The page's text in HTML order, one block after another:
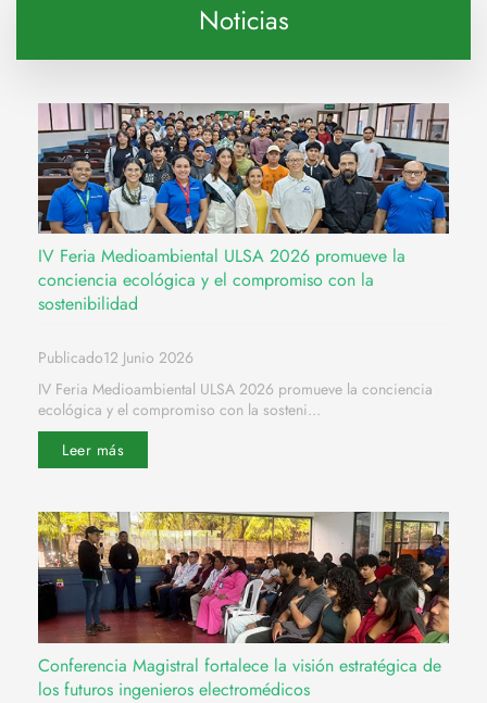
Noticias
IV Feria Medioambiental ULSA 2026 promueve la
conciencia ecológica y el compromiso con la
sostenibilidad
Publicado12 Junio 2026
IV Feria Medioambiental ULSA 2026 promueve la conciencia
ecológica y el compromiso con la sosteni...
Leer más
Conferencia Magistral fortalece la visión estratégica de
los futuros ingenieros electromédicos